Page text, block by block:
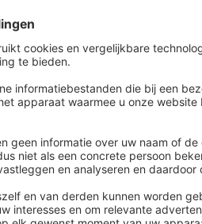
regelmatig, beoordeel de
te blijven garanderen.
eventuele patronen van
gezamenlijke inspanning om
zien van leiders met diverse
werknemers
juist, maar ook wettelijk